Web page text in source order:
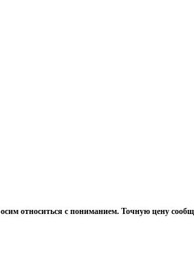
относиться с пониманием. Точную цену